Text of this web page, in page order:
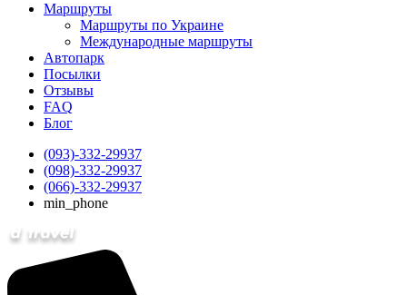
Маршруты
Маршруты по Украине
Международные маршруты
Автопарк
Посылки
Отзывы
FAQ
Блог
(093)-332-29937
(098)-332-29937
(066)-332-29937
min_phone